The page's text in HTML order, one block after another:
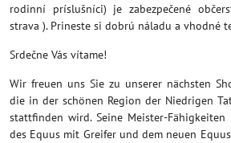
rodinní príslušníci) je zabezpečené
strava ). Prineste si dobrú náladu a vhodné
Srdečne Vás vítame!
Wir freuen uns Sie zu unserer nächsten
die in der schönen Region der Niedrigen
stattfinden wird. Seine Meister-
des Equus mit Greifer und dem neuen